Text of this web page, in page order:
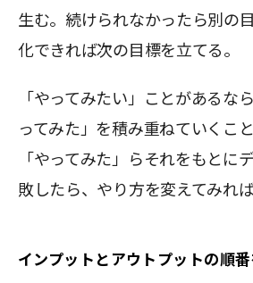
生む。続けられなかったら別の
化できれば次の目標を立てる。
「やってみたい」ことがあるな
ってみた」を積み重ねていくこ
「やってみた」らそれをもとに
敗したら、やり方を変えてみれば
インプットとアウトプットの順